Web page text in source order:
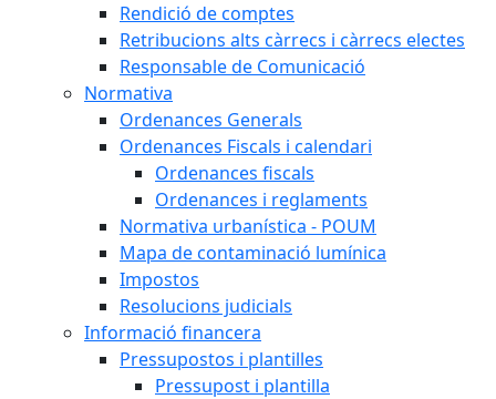
Rendició de comptes
Retribucions alts càrrecs i càrrecs electes
Responsable de Comunicació
Normativa
Ordenances Generals
Ordenances Fiscals i calendari
Ordenances fiscals
Ordenances i reglaments
Normativa urbanística - POUM
Mapa de contaminació lumínica
Impostos
Resolucions judicials
Informació financera
Pressupostos i plantilles
Pressupost i plantilla